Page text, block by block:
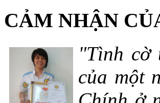
CẢM NHẬN
"Tình cờ
của một